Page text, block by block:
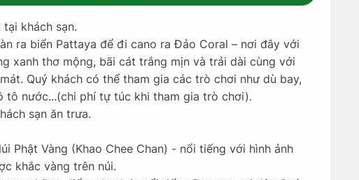
khách sạn.
ra biển Pattaya để đi cano ra Đảo Coral – nơi đây với
xanh thơ mộng, bãi cát trắng mịn và trải dài cùng với
Quý khách có thể tham gia các trò chơi như dù bay,
tô nước...(chi phí tự túc khi tham gia trò chơi).
sạn ăn trưa.
Phật Vàng (Khao Chee Chan) - nổi tiếng với hình ảnh
khắc vàng trên núi.